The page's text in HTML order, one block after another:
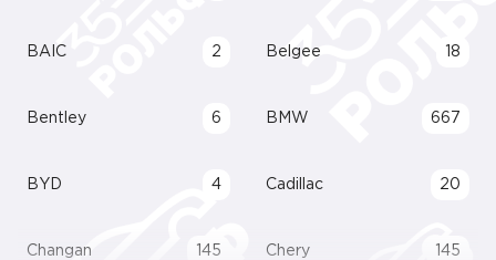
BAIC 2 Belgee 18
Bentley 6 BMW 667
BYD 4 Cadillac 20
Changan 145 Chery 145